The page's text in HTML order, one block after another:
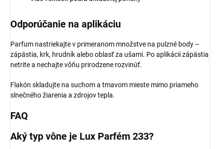
Odporúčanie na aplikáciu
Parfum nastriekajte v primeranom množstve na pulzné body –
zápästia, krk, hrudník alebo oblasť za ušami. Po aplikácii zápästia
netrite a nechajte vôňu prirodzene rozvinúť.
Flakón skladujte na suchom a tmavom mieste mimo priameho
slnečného žiarenia a zdrojov tepla.
FAQ
Aký typ vône je Lux Parfém 233?